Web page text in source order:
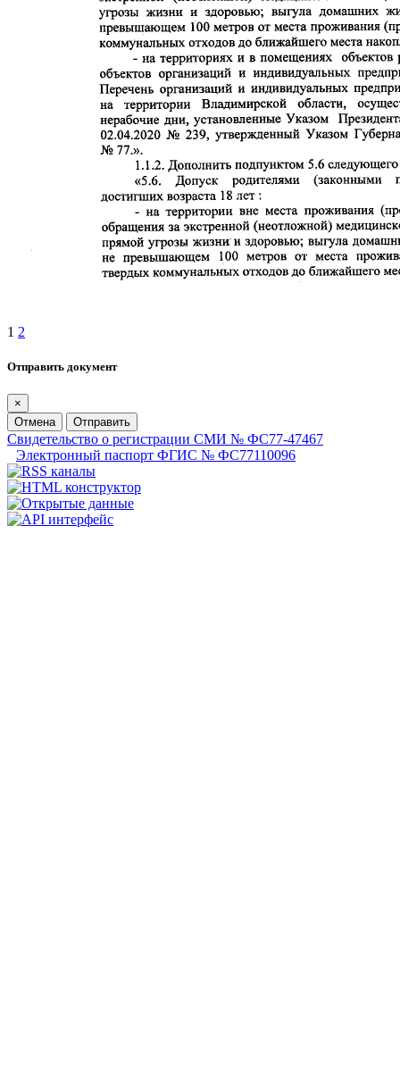
1 2
Отправить документ
×
Отмена
Отправить
Свидетельство о регистрации СМИ № ФС77-47467
Электронный паспорт ФГИС № ФС77110096